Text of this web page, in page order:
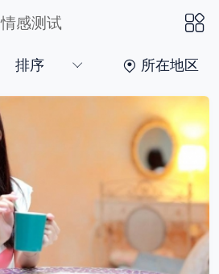
情感测试
排序 所在地区
下拉刷新